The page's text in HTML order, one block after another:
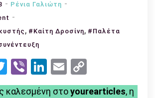
Ρένια Γαλιώτη
on
Καίτη
Δροσίνη:
βασικό
να
, #Καίτη Δροσίνη, #Παλέτα
Twitter
ViberLinkedIn
Email
Link
καλεσμένη στοyourearticles, η